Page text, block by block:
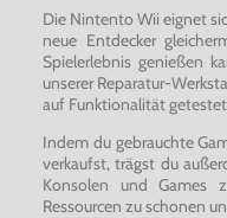
Die Nintento Wii eignet
neue Entdecker
Spielerlebnis genießen
unserer Reparatur-
auf Funktionalität
Indem du gebrauchte
verkaufst, trägst du
Konsolen und Games
Ressourcen zu schonen